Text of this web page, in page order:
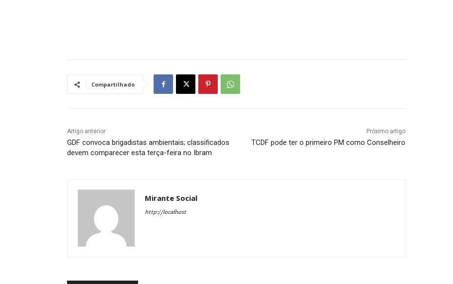
Compartilhado
Artigo anterior
GDF convoca brigadistas ambientais; classificados
devem comparecer esta terça-feira no Ibram
Próximo artigo
TCDF pode ter o primeiro PM como Conselheiro
Mirante Social
http://localhost